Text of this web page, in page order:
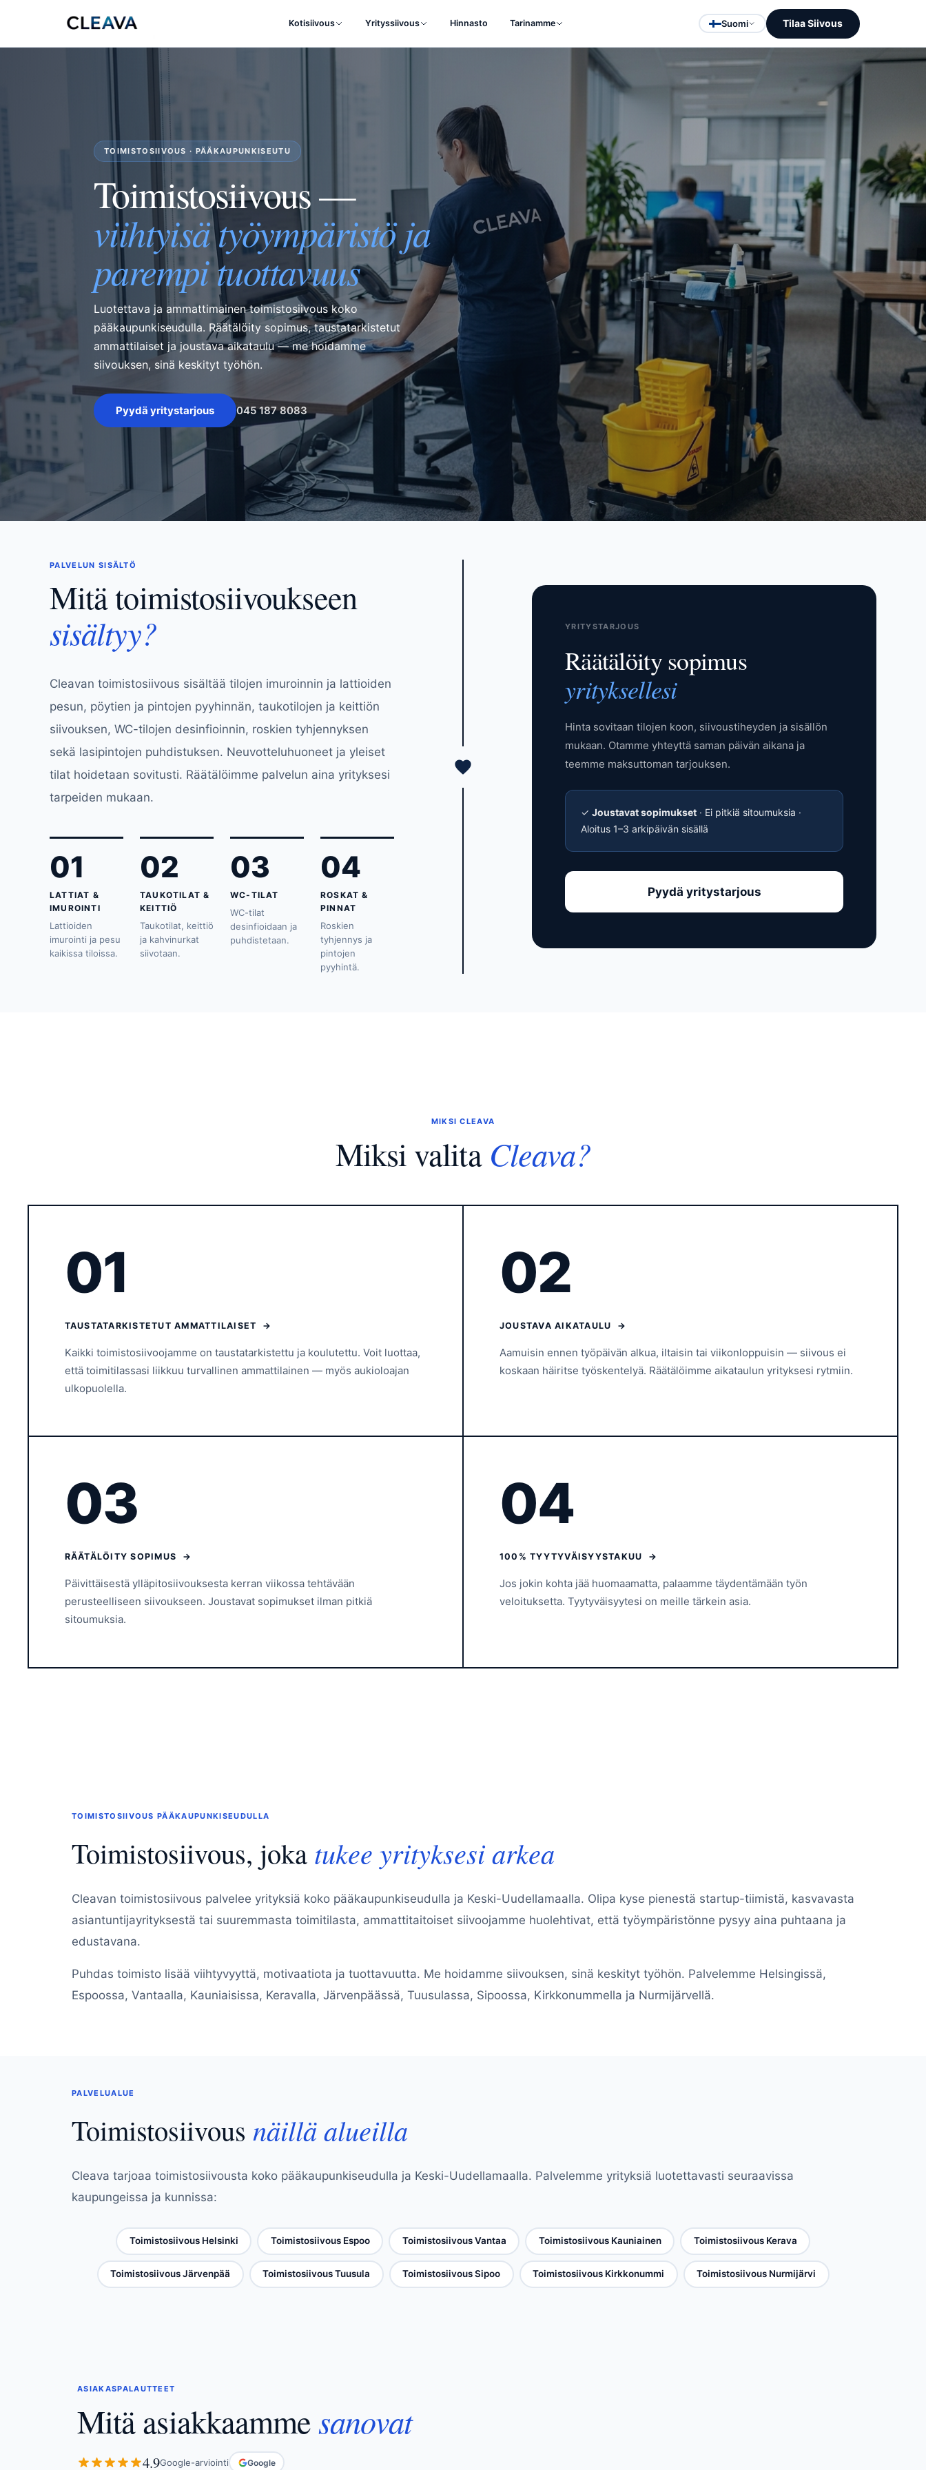
Kotisiivous Yrityssiivous Hinnasto Tarinamme Suomi Tilaa Siivous
TOIMISTOSIIVOUS · PÄÄKAUPUNKISEUTU
Toimistosiivous —
viihtyisä työympäristö ja
parempi tuottavuus
Luotettava ja ammattimainen toimistosiivous koko
pääkaupunkiseudulla. Räätälöity sopimus, taustatarkistetut
ammattilaiset ja joustava aikataulu — me hoidamme
siivouksen, sinä keskityt työhön.
Pyydä yritystarjous 045 187 8083
PALVELUN SISÄLTÖ
Mitä toimistosiivoukseen
sisältyy?
Cleavan toimistosiivous sisältää tilojen imuroinnin ja lattioiden
pesun, pöytien ja pintojen pyyhinnän, taukotilojen ja keittiön
siivouksen, WC-tilojen desinfioinnin, roskien tyhjennyksen
sekä lasipintojen puhdistuksen. Neuvotteluhuoneet ja yleiset
tilat hoidetaan sovitusti. Räätälöimme palvelun aina yrityksesi
tarpeiden mukaan.
01
LATTIAT &
IMUROINTI
Lattioiden
imurointi ja pesu
kaikissa tiloissa.
02
TAUKOTILAT &
KEITTIÖ
Taukotilat, keittiö
ja kahvinurkat
siivotaan.
03
WC-TILAT
WC-tilat
desinfioidaan ja
puhdistetaan.
04
ROSKAT &
PINNAT
Roskien
tyhjennys ja
pintojen
pyyhintä.
YRITYSTARJOUS
Räätälöity sopimus
yrityksellesi
Hinta sovitaan tilojen koon, siivoustiheyden ja sisällön
mukaan. Otamme yhteyttä saman päivän aikana ja
teemme maksuttoman tarjouksen.
✓ Joustavat sopimukset · Ei pitkiä sitoumuksia ·
Aloitus 1–3 arkipäivän sisällä
Pyydä yritystarjous
MIKSI CLEAVA
Miksi valita Cleava?
01
TAUSTATARKISTETUT AMMATTILAISET →
Kaikki toimistosiivoojamme on taustatarkistettu ja koulutettu. Voit luottaa,
että toimitilassasi liikkuu turvallinen ammattilainen — myös aukioloajan
ulkopuolella.
02
JOUSTAVA AIKATAULU →
Aamuisin ennen työpäivän alkua, iltaisin tai viikonloppuisin — siivous ei
koskaan häiritse työskentelyä. Räätälöimme aikataulun yrityksesi rytmiin.
03
RÄÄTÄLÖITY SOPIMUS →
Päivittäisestä ylläpitosiivouksesta kerran viikossa tehtävään
perusteelliseen siivoukseen. Joustavat sopimukset ilman pitkiä
sitoumuksia.
04
100% TYYTYVÄISYYSTAKUU →
Jos jokin kohta jää huomaamatta, palaamme täydentämään työn
veloituksetta. Tyytyväisyytesi on meille tärkein asia.
TOIMISTOSIIVOUS PÄÄKAUPUNKISEUDULLA
Toimistosiivous, joka tukee yrityksesi arkea
Cleavan toimistosiivous palvelee yrityksiä koko pääkaupunkiseudulla ja Keski-Uudellamaalla. Olipa kyse pienestä startup-tiimistä, kasvavasta
asiantuntijayrityksestä tai suuremmasta toimitilasta, ammattitaitoiset siivoojamme huolehtivat, että työympäristönne pysyy aina puhtaana ja
edustavana.
Puhdas toimisto lisää viihtyvyyttä, motivaatiota ja tuottavuutta. Me hoidamme siivouksen, sinä keskityt työhön. Palvelemme Helsingissä,
Espoossa, Vantaalla, Kauniaisissa, Keravalla, Järvenpäässä, Tuusulassa, Sipoossa, Kirkkonummella ja Nurmijärvellä.
PALVELUALUE
Toimistosiivous näillä alueilla
Cleava tarjoaa toimistosiivousta koko pääkaupunkiseudulla ja Keski-Uudellamaalla. Palvelemme yrityksiä luotettavasti seuraavissa
kaupungeissa ja kunnissa:
Toimistosiivous Helsinki Toimistosiivous Espoo Toimistosiivous Vantaa Toimistosiivous Kauniainen Toimistosiivous Kerava
Toimistosiivous Järvenpää Toimistosiivous Tuusula Toimistosiivous Sipoo Toimistosiivous Kirkkonummi Toimistosiivous Nurmijärvi
ASIAKASPALAUTTEET
Mitä asiakkaammesanovat
4.9Google-arviointi Google